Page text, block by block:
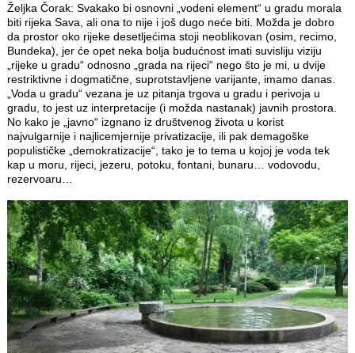
Željka Čorak: Svakako bi osnovni „vodeni element“ u gradu morala
biti rijeka Sava, ali ona to nije i još dugo neće biti. Možda je dobro
da prostor oko rijeke desetljećima stoji neoblikovan (osim, recimo,
Bundeka), jer će opet neka bolja budućnost imati suvisliju viziju
„rijeke u gradu“ odnosno „grada na rijeci“ nego što je mi, u dvije
restriktivne i dogmatične, suprotstavljene varijante, imamo danas.
„Voda u gradu“ vezana je uz pitanja trgova u gradu i perivoja u
gradu, to jest uz interpretacije (i možda nastanak) javnih prostora.
No kako je „javno“ izgnano iz društvenog života u korist
najvulgarnije i najlicemjernije privatizacije, ili pak demagoške
populističke „demokratizacije“, tako je to tema u kojoj je voda tek
kap u moru, rijeci, jezeru, potoku, fontani, bunaru… vodovodu,
rezervoaru…